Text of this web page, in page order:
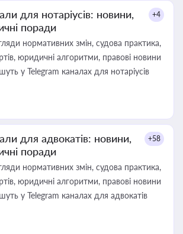
для нотаріусів: новини,
поради
+4
нормативних змін, судова практика,
юридичні алгоритми, правові новини
у Telegram каналах для нотаріусів
для адвокатів: новини,
поради
+58
нормативних змін, судова практика,
юридичні алгоритми, правові новини
у Telegram каналах для адвокатів